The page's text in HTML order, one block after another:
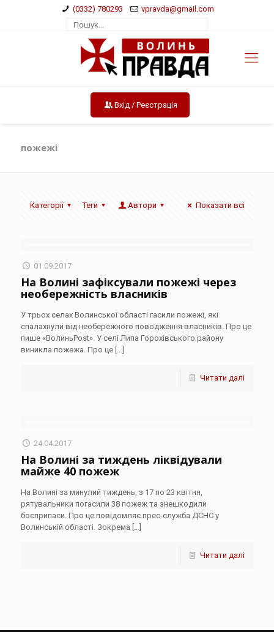
(0332) 780293 vpravda@gmail.com
Вхід / Реєстрація
пожежі
Категорії Теги Автори Показати всі
01.09.2017
На Волині зафіксували пожежі через
необережність власників
У трьох селах Волинської області гасили пожежі, які
спалахнули від необережного поводження власників. Про це
пише «ВолиньPost». У селі Липа Горохівського району
виникла пожежа. Про це[…]
Читати далі
24.04.2017
На Волині за тиждень ліквідували
майже 40 пожеж
На Волині за минулий тиждень, з 17 по 23 квітня,
рятувальники погасили 38 пожеж та знешкодили
боєприпаси. Про це повідомляє прес-служба ДСНС у
Волинській області. Зокрема […]
Читати далі